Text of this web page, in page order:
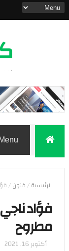
الرئيسية/فنون/
فؤاد
مطروح
أكتوبر 16, 2021